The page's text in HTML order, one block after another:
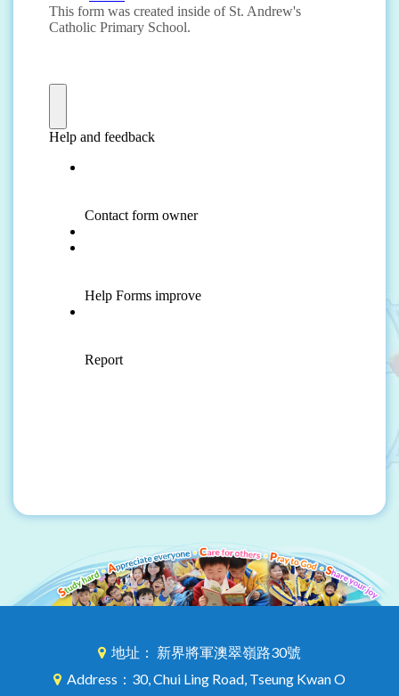
地址： 新界將軍澳翠嶺路30號
Address：30, Chui Ling Road, Tseung Kwan O